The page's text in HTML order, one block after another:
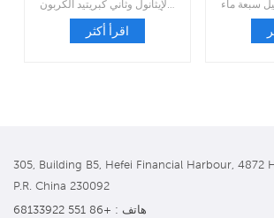
اقرأ أكثر
305, Building B5, Hefei Financial Harbour, 4872
P.R. China 230092
هاتف : +86 551 68133922